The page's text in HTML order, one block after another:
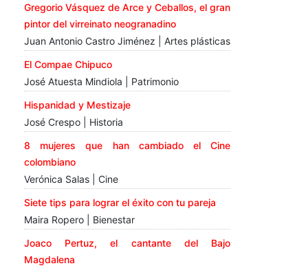
Gregorio Vásquez de Arce y Ceballos, el gran
pintor del virreinato neogranadino
Juan Antonio Castro Jiménez | Artes plásticas
El Compae Chipuco
José Atuesta Mindiola | Patrimonio
Hispanidad y Mestizaje
José Crespo | Historia
8 mujeres que han cambiado el Cine
colombiano
Verónica Salas | Cine
Siete tips para lograr el éxito con tu pareja
Maira Ropero | Bienestar
Joaco Pertuz, el cantante del Bajo
Magdalena